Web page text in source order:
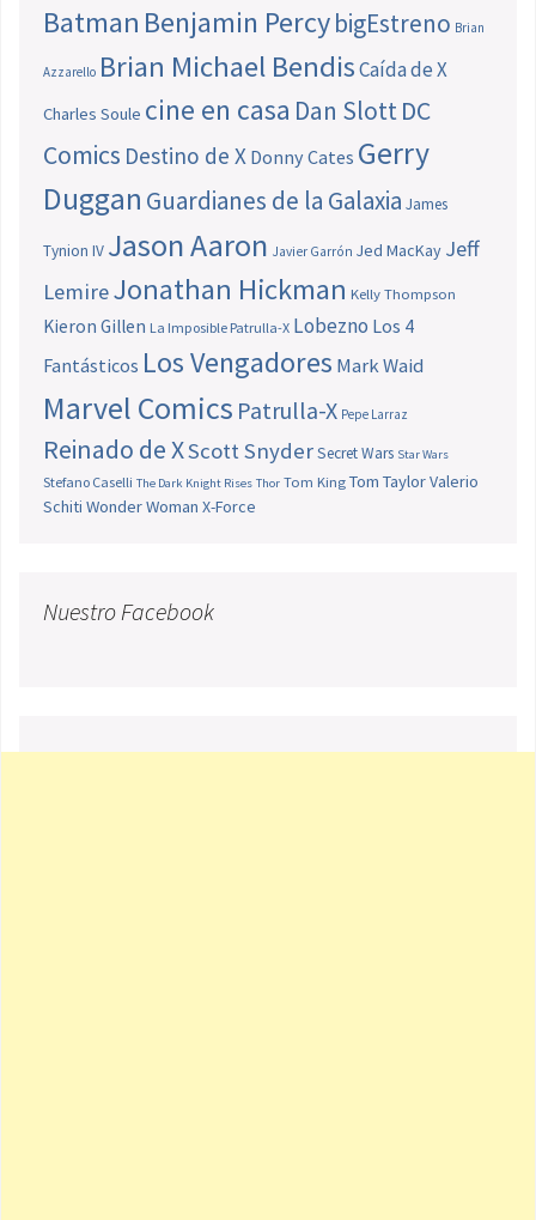
Batman Benjamin PercybigEstreno Brian
Azzarello Brian Michael BendisCaída de X
Charles Soule cine en casa Dan SlottDC
Comics Destino de X Donny Cates Gerry
Duggan Guardianes de la Galaxia James
Tynion IV Jason Aaron Javier Garrón Jed MacKay Jeff
LemireJonathan Hickman Kelly Thompson
Kieron Gillen La Imposible Patrulla-X Lobezno Los 4
Fantásticos Los Vengadores Mark Waid
Marvel Comics Patrulla-X Pepe Larraz
Reinado de XScott SnyderSecret Wars Star Wars
Stefano Caselli The Dark Knight Rises Thor Tom King Tom TaylorValerio
Schiti Wonder Woman X-Force
Nuestro Facebook